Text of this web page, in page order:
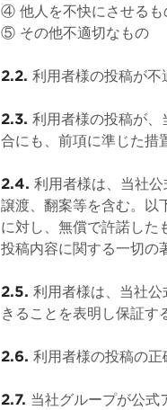
④ 他人を不快にさせるも
⑤ その他不適切なもの
2.2. 利用者様の投稿が不
2.3. 利用者様の投稿が
合にも、前項に準じた措
2.4. 利用者様は、当社
譲渡、翻案等を含む。以
に対し、無償で許諾した
投稿内容に関する一切の
2.5. 利用者様は、当社
きることを表明し保証す
2.6. 利用者様の投稿の正
2.7. 当社グループが公式